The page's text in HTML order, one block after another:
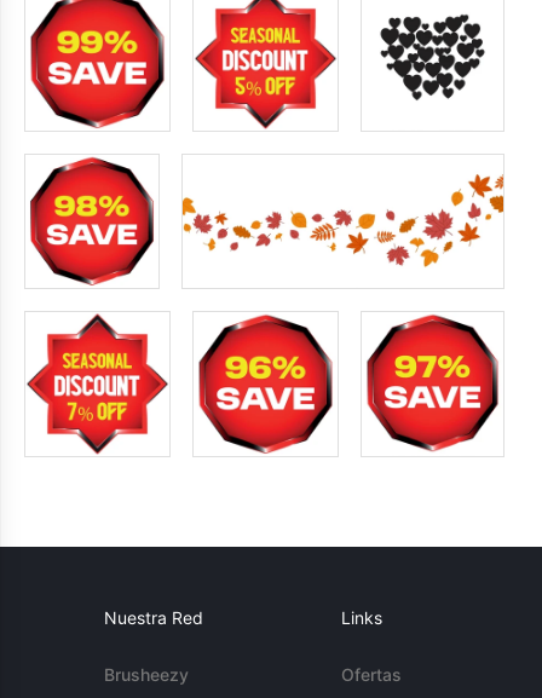
Nuestra Red
Brusheezy
Links
Ofertas